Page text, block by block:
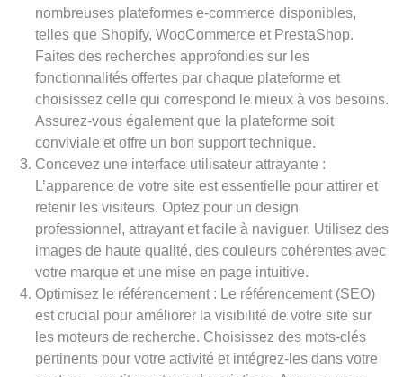
nombreuses plateformes e-commerce disponibles,
telles que Shopify, WooCommerce et PrestaShop.
Faites des recherches approfondies sur les
fonctionnalités offertes par chaque plateforme et
choisissez celle qui correspond le mieux à vos besoins.
Assurez-vous également que la plateforme soit
conviviale et offre un bon support technique.
Concevez une interface utilisateur attrayante :
L’apparence de votre site est essentielle pour attirer et
retenir les visiteurs. Optez pour un design
professionnel, attrayant et facile à naviguer. Utilisez des
images de haute qualité, des couleurs cohérentes avec
votre marque et une mise en page intuitive.
Optimisez le référencement : Le référencement (SEO)
est crucial pour améliorer la visibilité de votre site sur
les moteurs de recherche. Choisissez des mots-clés
pertinents pour votre activité et intégrez-les dans votre